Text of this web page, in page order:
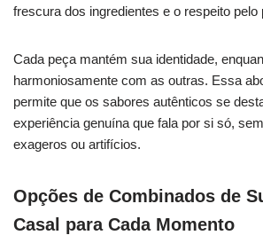
frescura dos ingredientes e o respeito pelo
Cada peça mantém sua identidade,
harmoniosamente com as outras. Essa
permite que os sabores autênticos se
experiência genuína que fala por si só,
exageros ou artifícios.
Opções de Combinados de
Casal para Cada Momento